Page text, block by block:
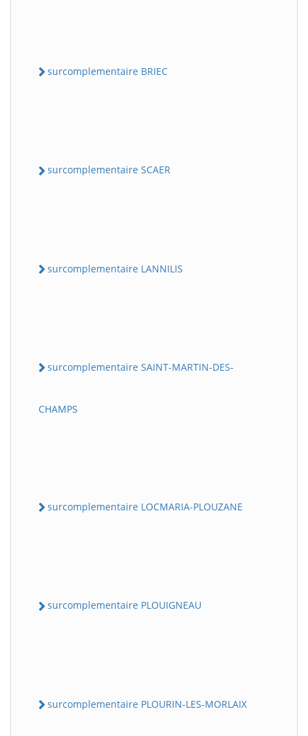
surcomplementaire BRIEC
surcomplementaire SCAER
surcomplementaire LANNILIS
surcomplementaire SAINT-MARTIN-DES-
CHAMPS
surcomplementaire LOCMARIA-PLOUZANE
surcomplementaire PLOUIGNEAU
surcomplementaire PLOURIN-LES-MORLAIX